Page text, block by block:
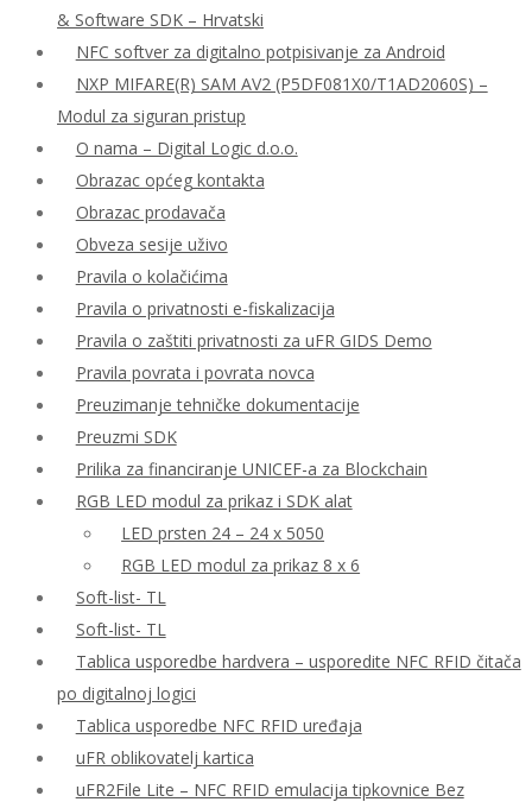
& Software SDK – Hrvatski
NFC softver za digitalno potpisivanje za Android
NXP MIFARE(R) SAM AV2 (P5DF081X0/T1AD2060S) –
Modul za siguran pristup
O nama – Digital Logic d.o.o.
Obrazac općeg kontakta
Obrazac prodavača
Obveza sesije uživo
Pravila o kolačićima
Pravila o privatnosti e-fiskalizacija
Pravila o zaštiti privatnosti za uFR GIDS Demo
Pravila povrata i povrata novca
Preuzimanje tehničke dokumentacije
Preuzmi SDK
Prilika za financiranje UNICEF-a za Blockchain
RGB LED modul za prikaz i SDK alat
LED prsten 24 – 24 x 5050
RGB LED modul za prikaz 8 x 6
Soft-list- TL
Soft-list- TL
Tablica usporedbe hardvera – usporedite NFC RFID čitača
po digitalnoj logici
Tablica usporedbe NFC RFID uređaja
uFR oblikovatelj kartica
uFR2File Lite – NFC RFID emulacija tipkovnice Bez